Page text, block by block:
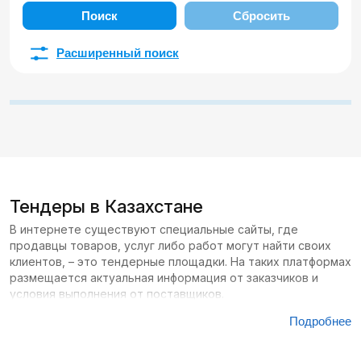
Поиск Сбросить
Расширенный поиск
Тендеры в Казахстане
В интернете существуют специальные сайты, где
продавцы товаров, услуг либо работ могут найти своих
клиентов, – это тендерные площадки. На таких платформах
размещается актуальная информация от заказчиков и
условия выполнения от поставщиков.
Подробнее